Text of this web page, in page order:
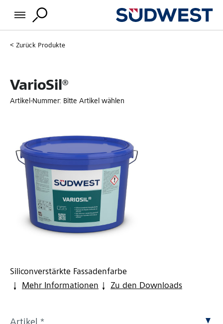
Zurück Produkte
VarioSil®
Artikel-Nummer: Bitte Artikel wählen
Siliconverstärkte Fassadenfarbe
Mehr Informationen
Zu den Downloads